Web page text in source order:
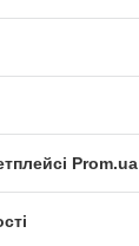
Prom.ua